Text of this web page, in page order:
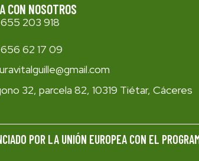
CON NOSOTROS
203 918
62 17 09
32, parcela 82, 10319 Tiétar, Cáceres
POR LA UNIÓN EUROPEA CON EL